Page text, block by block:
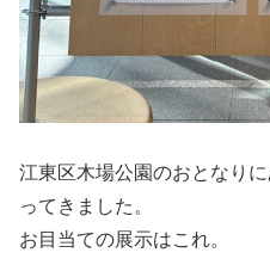
江東区木場公園のおとなり
ってきました。
お目当ての展示はこれ。